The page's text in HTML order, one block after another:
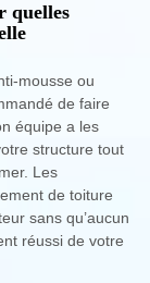
quelles
mousse ou
de faire
équipe a les
structure tout
Les
de toiture
sans qu’aucun
réussi de votre